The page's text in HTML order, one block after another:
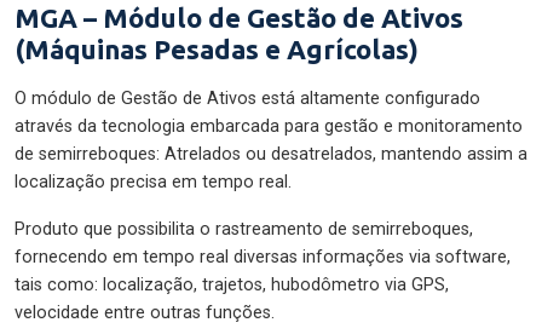
MGA – Módulo de Gestão de Ativos
(Máquinas Pesadas e Agrícolas)
O módulo de Gestão de Ativos está altamente configurado
através da tecnologia embarcada para gestão e monitoramento
de semirreboques: Atrelados ou desatrelados, mantendo assim a
localização precisa em tempo real.
Produto que possibilita o rastreamento de semirreboques,
fornecendo em tempo real diversas informações via software,
tais como: localização, trajetos, hubodômetro via GPS,
velocidade entre outras funções.